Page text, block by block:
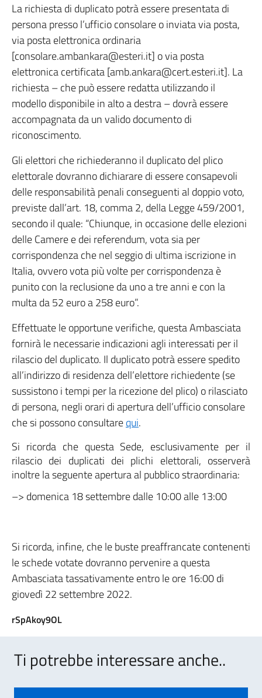
La richiesta di duplicato potrà essere presentata di
persona presso l’ufficio consolare o inviata via posta,
via posta elettronica ordinaria
[consolare.ambankara@esteri.it] o via posta
elettronica certificata [amb.ankara@cert.esteri.it]. La
richiesta – che può essere redatta utilizzando il
modello disponibile in alto a destra – dovrà essere
accompagnata da un valido documento di
riconoscimento.
Gli elettori che richiederanno il duplicato del plico
elettorale dovranno dichiarare di essere consapevoli
delle responsabilità penali conseguenti al doppio voto,
previste dall’art. 18, comma 2, della Legge 459/2001,
secondo il quale: “Chiunque, in occasione delle elezioni
delle Camere e dei referendum, vota sia per
corrispondenza che nel seggio di ultima iscrizione in
Italia, ovvero vota più volte per corrispondenza è
punito con la reclusione da uno a tre anni e con la
multa da 52 euro a 258 euro”.
Effettuate le opportune verifiche, questa Ambasciata
fornirà le necessarie indicazioni agli interessati per il
rilascio del duplicato. Il duplicato potrà essere spedito
all’indirizzo di residenza dell’elettore richiedente (se
sussistono i tempi per la ricezione del plico) o rilasciato
di persona, negli orari di apertura dell’ufficio consolare
che si possono consultarequi.
Si ricorda che questa Sede, esclusivamente per il
rilascio dei duplicati dei plichi elettorali, osserverà
inoltre la seguente apertura al pubblico straordinaria:
–> domenica 18 settembre dalle 10:00 alle 13:00
Si ricorda, infine, che le buste preaffrancate contenenti
le schede votate dovranno pervenire a questa
Ambasciata tassativamente entro le ore 16:00 di
giovedì 22 settembre 2022.
rSpAkoy9OL
Ti potrebbe interessare anche..